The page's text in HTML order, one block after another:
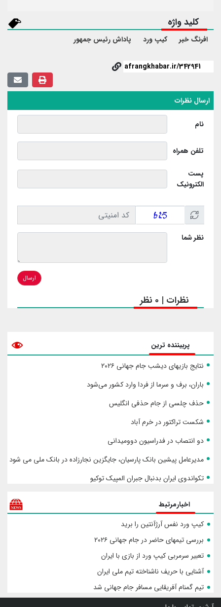
کلید واژه
افرنگ خبر کیپ ورد پاداش رئیس جمهور
ارسال نظرات
نام
تلفن همراه
پست
الکترونیک
نظر شما
ارسال
نظرات | 0 نظر
پربیننده ترین
نتایج بازیهای دیشب جام جهانی ۲۰۲۶
باران، برف و سرما از فردا وارد کشور می‌شود
حذف چلسی از جام حذفی انگلیس
شکست تراکتور در خرم آباد
دو انتصاب در فدراسیون دوومیدانی
مدیرعامل پیشین بانک پارسیان، جایگزین نجارزاده در بانک ملی می شود
تکواندوی ایران بدنبال جبران المپیک توکیو
اخبارمرتبط
کیپ ورد نفس آرژآنتین را برید
بررسی تیمهای حاضر در جام جهانی ۲۰۲۶
تعبیر سرمربی کیپ ورد از بازی با ایران
آشنایی با حریف ناشناخته تیم ملی ایران
تیم گمنام آفریقایی مسافر جام جهانی شد